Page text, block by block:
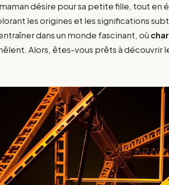
désire pour sa petite fille, tout en
les origines et les significations
dans un monde fascinant, où
Alors, êtes-vous prêts à découvrir